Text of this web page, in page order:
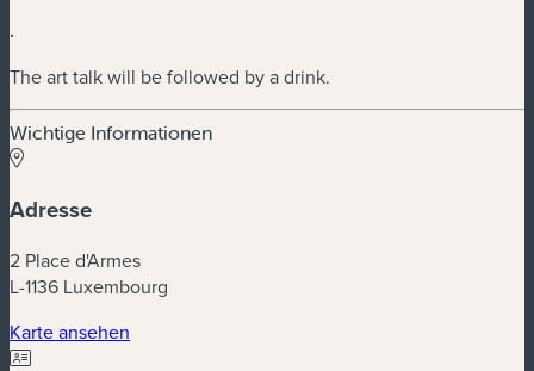
.
The art talk will be followed by a drink.
Wichtige Informationen
Adresse
2 Place d'Armes
L-1136 Luxembourg
Karte ansehen